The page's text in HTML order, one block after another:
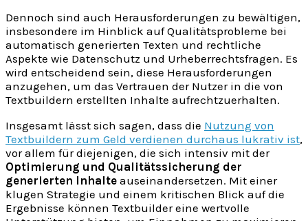
Dennoch sind auch Herausforderungen zu bewältigen,
insbesondere im Hinblick auf Qualitätsprobleme bei
automatisch generierten Texten und rechtliche
Aspekte wie Datenschutz und Urheberrechtsfragen. Es
wird entscheidend sein, diese Herausforderungen
anzugehen, um das Vertrauen der Nutzer in die von
Textbuildern erstellten Inhalte aufrechtzuerhalten.
Insgesamt lässt sich sagen, dass die Nutzung von
Textbuildern zum Geld verdienen durchaus lukrativ ist,
vor allem für diejenigen, die sich intensiv mit der
Optimierung und Qualitätssicherung der
generierten Inhalte auseinandersetzen. Mit einer
klugen Strategie und einem kritischen Blick auf die
Ergebnisse können Textbuilder eine wertvolle